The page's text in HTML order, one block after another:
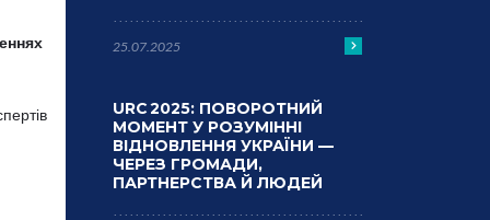
25.07.2025
URC 2025: ПОВОРОТНИЙ
МОМЕНТ У РОЗУМІННІ
ВІДНОВЛЕННЯ УКРАЇНИ —
ЧЕРЕЗ ГРОМАДИ,
ПАРТНЕРСТВА Й ЛЮДЕЙ